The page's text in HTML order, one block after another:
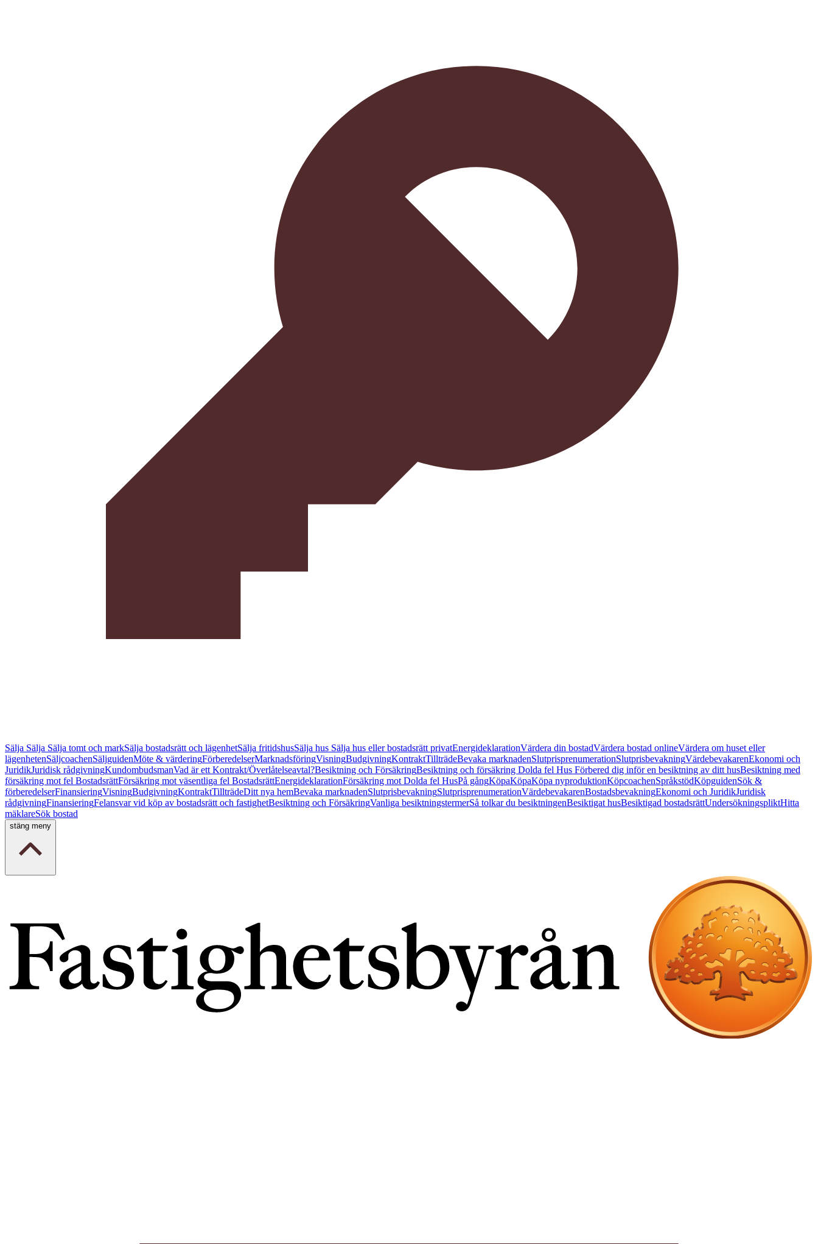
Sälja Sälja Sälja tomt och markSälja bostadsrätt och lägenhetSälja fritidshusSälja hus Sälja hus eller bostadsrätt privatEnergideklarationVärdera din bostadVärdera bostad onlineVärdera om huset eller
lägenhetenSäljcoachenSäljguidenMöte & värderingFörberedelserMarknadsföringVisningBudgivningKontraktTillträdeBevaka marknadenSlutprisprenumerationSlutprisbevakningVärdebevakarenEkonomi och
JuridikJuridisk rådgivningKundombudsmanVad är ett Kontrakt/Överlåtelseavtal?Besiktning och FörsäkringBesiktning och försäkring Dolda fel Hus Förbered dig inför en besiktning av ditt husBesiktning med
försäkring mot fel BostadsrättFörsäkring mot väsentliga fel BostadsrättEnergideklarationFörsäkring mot Dolda fel HusPå gångKöpaKöpaKöpa nyproduktionKöpcoachenSpråkstödKöpguidenSök &
förberedelserFinansieringVisningBudgivningKontraktTillträdeDitt nya hemBevaka marknadenSlutprisbevakningSlutprisprenumerationVärdebevakarenBostadsbevakningEkonomi och JuridikJuridisk
rådgivningFinansieringFelansvar vid köp av bostadsrätt och fastighetBesiktning och FörsäkringVanliga besiktningstermerSå tolkar du besiktningenBesiktigat husBesiktigad bostadsrättUndersökningspliktHitta
mäklareSök bostad
stäng meny